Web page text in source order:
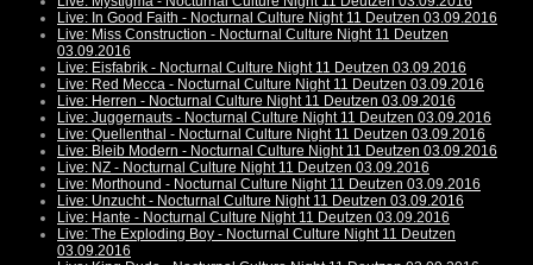
Live: In Good Faith - Nocturnal Culture Night 11 Deutzen 03.09.2016
Live: Miss Construction - Nocturnal Culture Night 11 Deutzen
03.09.2016
Live: Eisfabrik - Nocturnal Culture Night 11 Deutzen 03.09.2016
Live: Red Mecca - Nocturnal Culture Night 11 Deutzen 03.09.2016
Live: Herren - Nocturnal Culture Night 11 Deutzen 03.09.2016
Live: Juggernauts - Nocturnal Culture Night 11 Deutzen 03.09.2016
Live: Quellenthal - Nocturnal Culture Night 11 Deutzen 03.09.2016
Live: Bleib Modern - Nocturnal Culture Night 11 Deutzen 03.09.2016
Live: NZ - Nocturnal Culture Night 11 Deutzen 03.09.2016
Live: Morthound - Nocturnal Culture Night 11 Deutzen 03.09.2016
Live: Unzucht - Nocturnal Culture Night 11 Deutzen 03.09.2016
Live: Hante - Nocturnal Culture Night 11 Deutzen 03.09.2016
Live: The Exploding Boy - Nocturnal Culture Night 11 Deutzen
03.09.2016